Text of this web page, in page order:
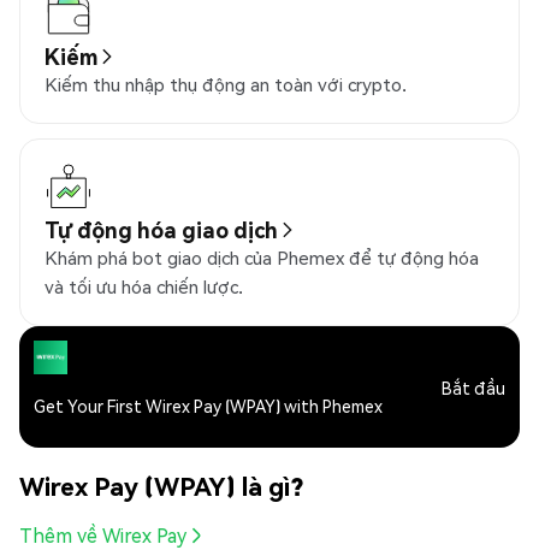
Kiếm
Kiếm thu nhập thụ động an toàn với crypto.
Tự động hóa giao dịch
Khám phá bot giao dịch của Phemex để tự động hóa
và tối ưu hóa chiến lược.
Get Your First Wirex Pay (WPAY) with Phemex
Bắt đầu
Wirex Pay (WPAY) là gì?
Thêm về Wirex Pay